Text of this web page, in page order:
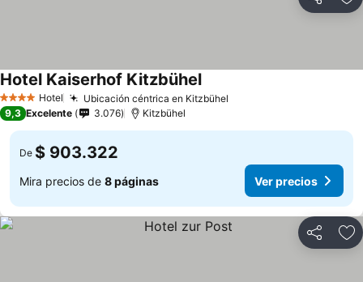
Compartir
4 EstrellasHotel Ubicación céntrica en Kitzbühel
Hotel Kaiserhof Kitzbühel
9,3 Excelente 3.076 Kitzbühel
De $ 903.322
Mira precios de 8 páginas Ver precios
Compartir